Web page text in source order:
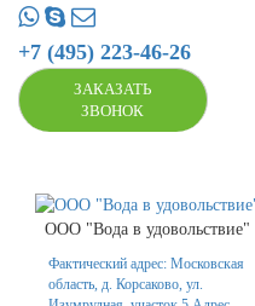
+7 (495) 223-46-26
ЗАКАЗАТЬ
ЗВОНОК
ООО "Вода в удовольствие"
Фактический адрес: Московская
область, д. Корсаково, ул.